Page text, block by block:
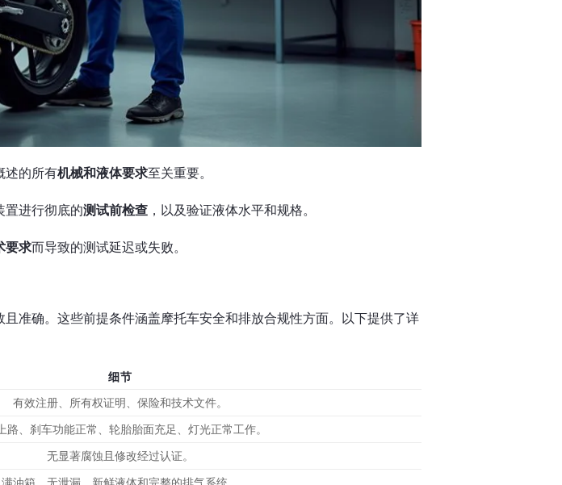
述的所有机械和液体要求至关重要。
置进行彻底的测试前检查，以及验证液体水平和规格。
要求而导致的测试延迟或失败。
准确。这些前提条件涵盖摩托车安全和排放合规性方面。以下提供了详
细节
有效注册、所有权证明、保险和技术文件。
路、刹车功能正常、轮胎胎面充足、灯光正常工作。
无显著腐蚀且修改经过认证。
满油箱、无泄漏、新鲜液体和完整的排气系统。